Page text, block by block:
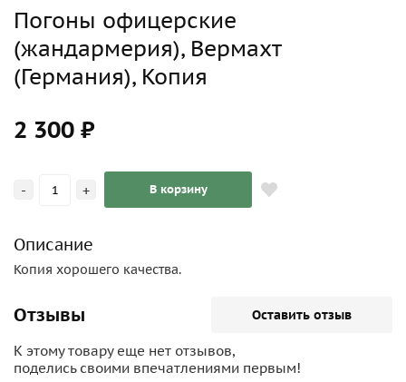
Погоны офицерские
(жандармерия), Вермахт
(Германия), Копия
2 300 ₽
- + В корзину
Описание
Копия хорошего качества.
Отзывы Оставить отзыв
К этому товару еще нет отзывов,
поделись своими впечатлениями первым!